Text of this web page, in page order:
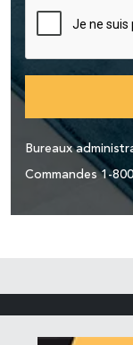
Bureaux
Commandes 1-